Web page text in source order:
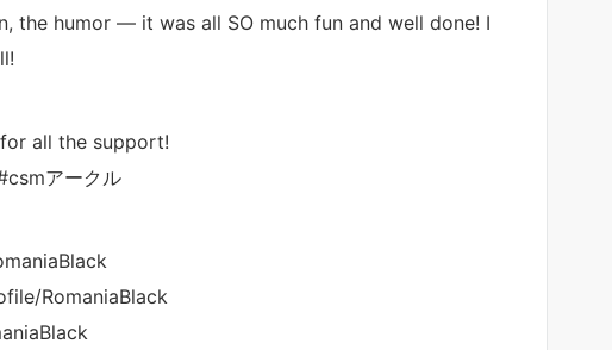
the humor — it was all SO much fun and well done! I
all the support!
アークル
RomaniaBlack